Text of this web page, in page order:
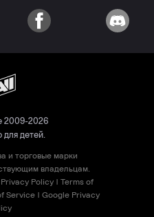
2009-2026
детей.
и торговые марки
владельцам.
Privacy Policy | Terms of
Service | Google Privacy